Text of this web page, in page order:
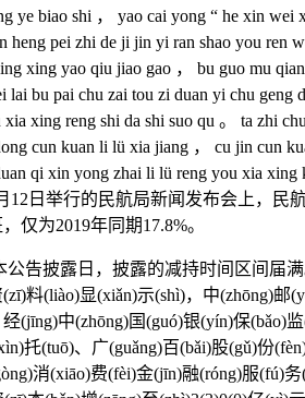
biao shi ， yao cai yong “ he xin
pei zhi de ji jin yi ran shao you
xing yao qiu jiao gao ， bu guo mu
bu pai chu zai tou zi duan yi chu
xing reng shi da shi suo qu 。 ta zhi
cun kuan li lü xia jiang ， cu jin cun
qi xin yong zhai li lü reng you xia
日举行的民航局新闻发布会上，
仅为2019年同期17.8%。
披露日，披露的减持时间区间届
(liào)显(xiǎn)示(shì)，中(zhōng)邮
(jīng)中(zhōng)国(guó)银(yín)保
托(tuō)、广(guǎng)百(bǎi)股(gǔ)份
消(xiāo)费(fèi)金(jīn)融(róng)服(fú)